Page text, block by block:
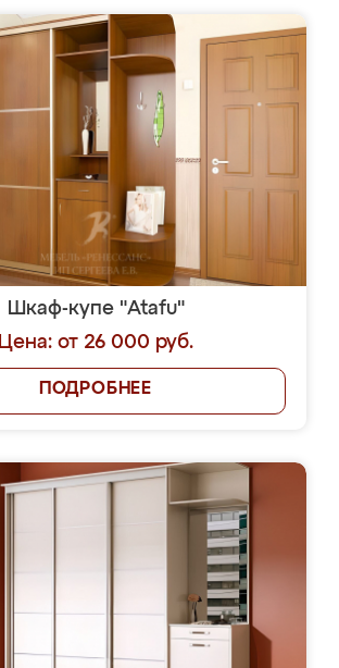
Шкаф-купе "Atafu"
Цена: от 26 000 руб.
ПОДРОБНЕЕ